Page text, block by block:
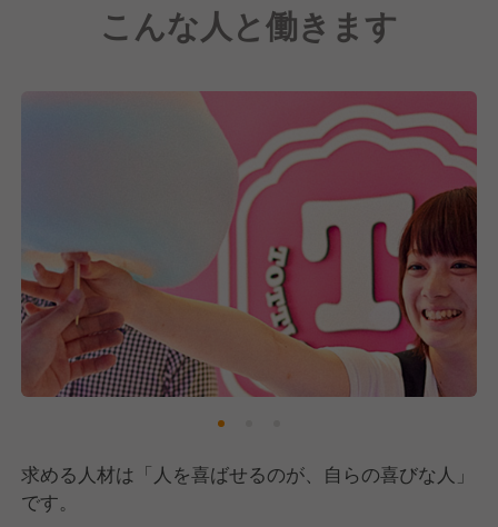
こんな人と働きます
求める人材は「人を喜ばせるのが、自らの喜びな人」
です。